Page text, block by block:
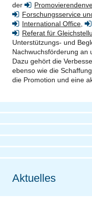
der
Forschungsservice
International Office
Referat für
Unterstützungs- und
Nachwuchsförderung an
Dazu gehört die
ebenso wie die
die Promotion und eine
Aktuelles